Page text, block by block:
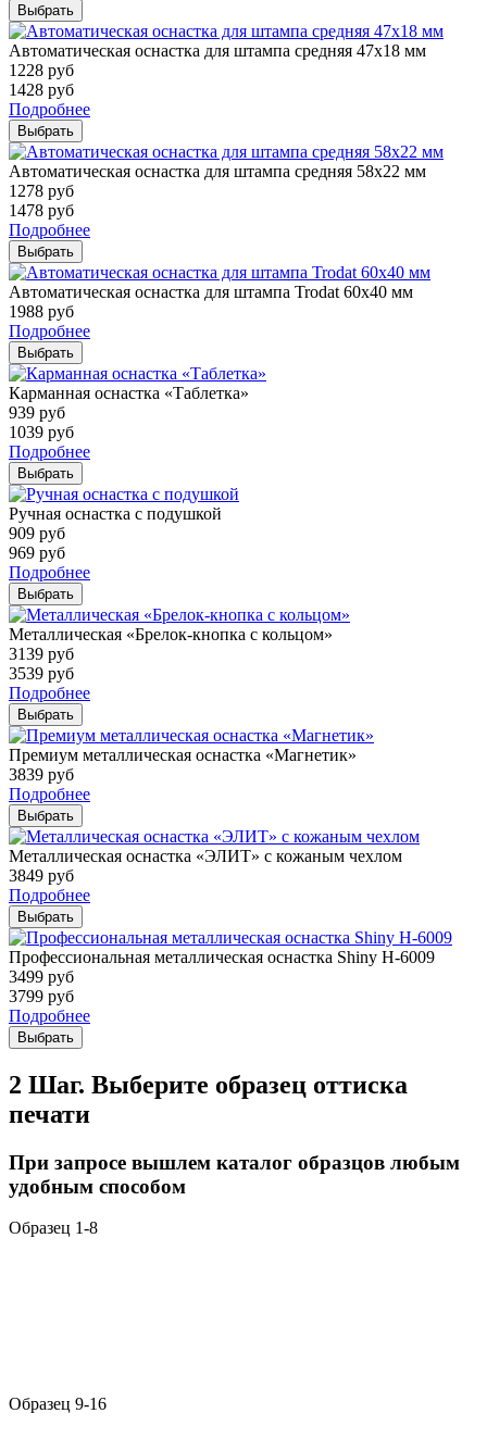
Выбрать
Автоматическая оснастка для штампа средняя 47х18 мм
1228 руб
1428 руб
Подробнее
Выбрать
Автоматическая оснастка для штампа средняя 58х22 мм
1278 руб
1478 руб
Подробнее
Выбрать
Автоматическая оснастка для штампа Trodat 60х40 мм
1988 руб
Подробнее
Выбрать
Карманная оснастка «Таблетка»
939 руб
1039 руб
Подробнее
Выбрать
Ручная оснастка с подушкой
909 руб
969 руб
Подробнее
Выбрать
Металлическая «Брелок-кнопка с кольцом»
3139 руб
3539 руб
Подробнее
Выбрать
Премиум металлическая оснастка «Магнетик»
3839 руб
Подробнее
Выбрать
Металлическая оснастка «ЭЛИТ» с кожаным чехлом
3849 руб
Подробнее
Выбрать
Профессиональная металлическая оснастка Shiny H-6009
3499 руб
3799 руб
Подробнее
Выбрать
2 Шаг. Выберите образец оттиска
печати
При запросе вышлем каталог образцов любым
удобным способом
Образец 1-8
Образец 9-16